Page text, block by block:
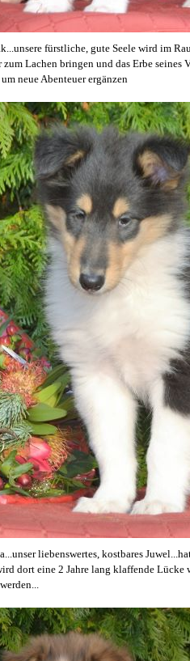
fürstliche, gute Seele wird im
Lachen bringen und das Erbe seines
neue Abenteuer ergänzen
liebenswertes, kostbares
dort eine 2 Jahre lang klaffende